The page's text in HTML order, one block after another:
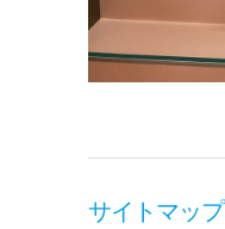
サイトマップ